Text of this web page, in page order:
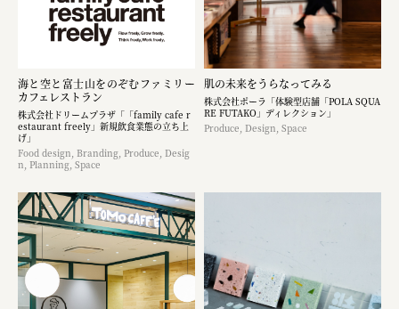
海と空と富士山をのぞむファミリー
カフェレストラン
株式会社ドリームプラザ「「family cafe r
estaurant freely」新規飲食業態の立ち上
げ」
Food design, Branding, Produce, Desig
n, Planning, Space
肌の未来をうらなってみる
株式会社ポーラ「体験型店舗「POLA SQUA
RE FUTAKO」ディレクション」
Produce, Design, Space